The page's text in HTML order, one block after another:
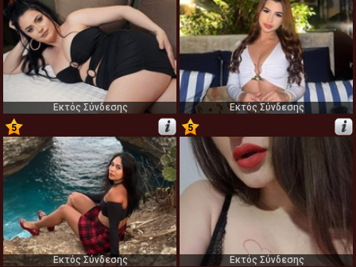
Εκτός Σύνδεσης
Εκτός Σύνδεσης
5
63
Εκτός Σύνδεσης
5
64
Εκτός Σύνδεσης